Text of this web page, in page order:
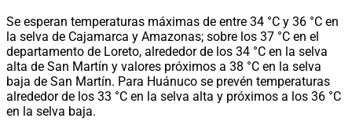
Se esperan temperaturas máximas de entre 34 °C y 36 °C en
la selva de Cajamarca y Amazonas; sobre los 37 °C en el
departamento de Loreto, alrededor de los 34 °C en la selva
alta de San Martín y valores próximos a 38 °C en la selva
baja de San Martín. Para Huánuco se prevén temperaturas
alrededor de los 33 °C en la selva alta y próximos a los 36 °C
en la selva baja.